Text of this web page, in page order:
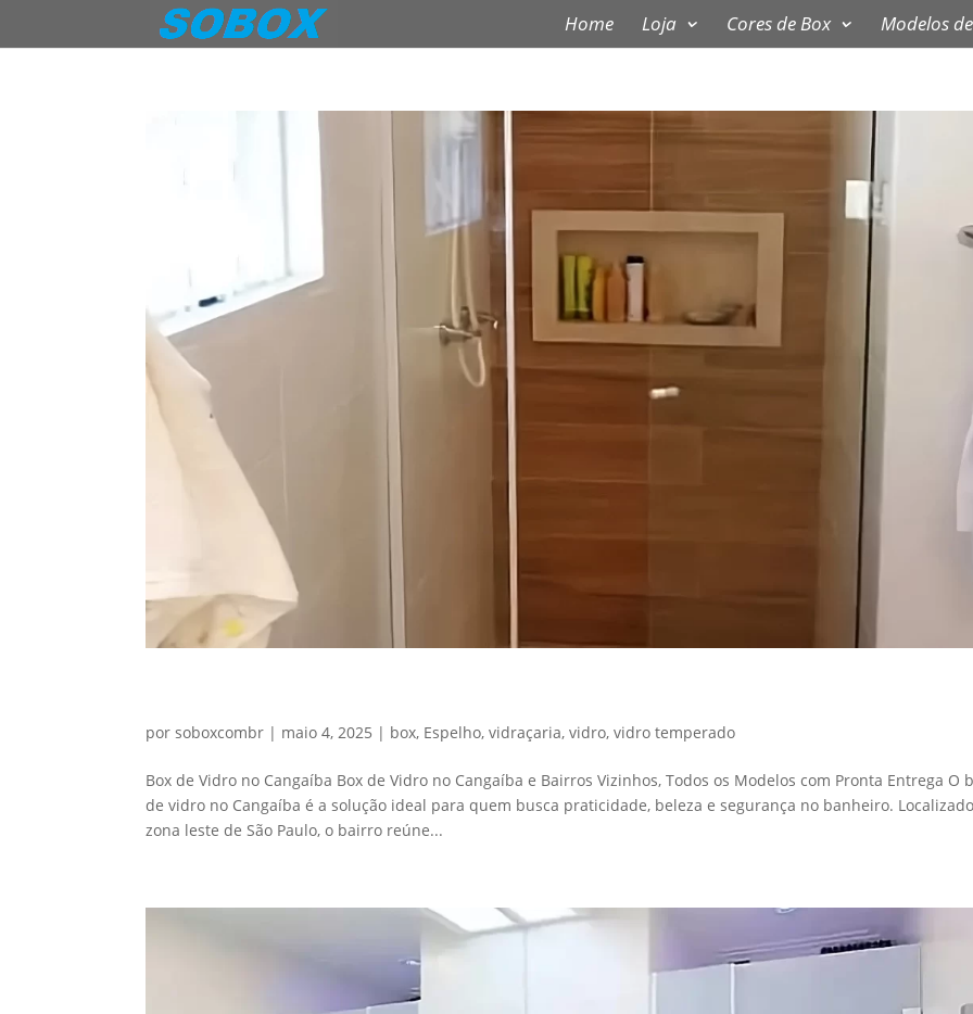
Home Loja Cores de Box Modelos
porsoboxcombr | maio 4, 2025 | box, Espelho,vidraçaria,vidro,vidro temperado
Box de Vidro no Cangaíba Box de Vidro no Cangaíba e Bairros Vizinhos, Todos os Modelos com Pronta Entrega O
de vidro no Cangaíba é a solução ideal para quem busca praticidade, beleza e segurança no banheiro.
zona leste de São Paulo, o bairro reúne...